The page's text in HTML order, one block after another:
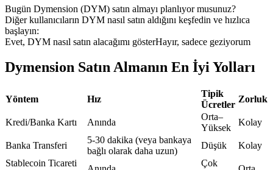
USDC'yi teminat olarak kullanan vadeli işlemler
En iyi traderlarla güçlerinizi birleştirin
Bugün Dymension (DYM) satın almayı planlıyor musunuz?
Diğer kullanıcıların DYM nasıl satın aldığını keşfedin ve hızlıca
başlayın:
Evet, DYM nasıl satın alacağımı gösterHayır, sadece geziyorum
Dymension Satın Almanın En İyi Yolları
Yöntem Hız
Tipik
Ücretler
Zorluk
Kredi/Banka Kartı Anında
Orta–
Yüksek
Kolay
Banka Transferi
5-30 dakika (veya bankaya
bağlı olarak daha uzun)
Düşük
Kolay
Stablecoin Ticareti
Çok